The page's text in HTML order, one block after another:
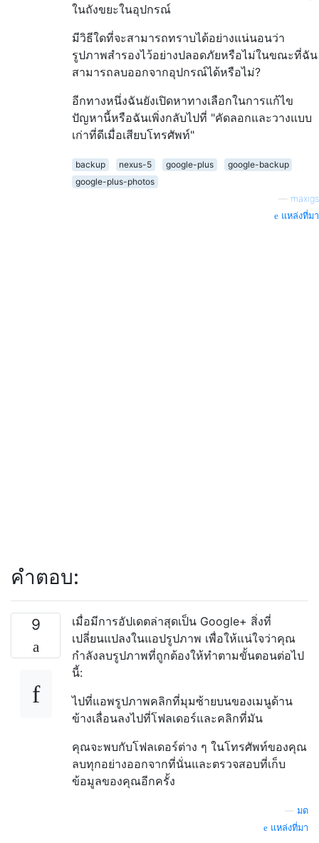
ในถังขยะในอุปกรณ์
มีวิธีใดที่จะสามารถทราบได้อย่างแน่นอนว่า
รูปภาพสำรองไว้อย่างปลอดภัยหรือไม่ในขณะที่ฉัน
สามารถลบออกจากอุปกรณ์ได้หรือไม่?
อีกทางหนึ่งฉันยังเปิดหาทางเลือกในการแก้ไข
ปัญหานี้หรือฉันเพิ่งกลับไปที่ "คัดลอกและวางแบบ
เก่าที่ดีเมื่อเสียบโทรศัพท์"
backup nexus-5 google-plus
google-backup
google-plus-photos
maxigs
แหล่งที่มา
คำตอบ:
9
เมื่อมีการอัปเดตล่าสุดเป็น Google+ สิ่งที่
เปลี่ยนแปลงในแอปรูปภาพ เพื่อให้แน่ใจว่าคุณ
กำลังลบรูปภาพที่ถูกต้องให้ทำตามขั้นตอนต่อไป
นี้:
ไปที่แอพรูปภาพคลิกที่มุมซ้ายบนของเมนูด้าน
ข้างเลื่อนลงไปที่โฟลเดอร์และคลิกที่มัน
คุณจะพบกับโฟลเดอร์ต่าง ๆ ในโทรศัพท์ของคุณ
ลบทุกอย่างออกจากที่นั่นและตรวจสอบที่เก็บ
ข้อมูลของคุณอีกครั้ง
มด
แหล่งที่มา